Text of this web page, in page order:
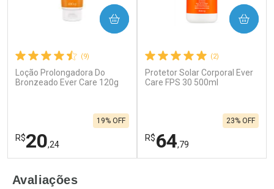
(9)
Loção Prolongadora Do
Bronzeado Ever Care 120g
R$20,24
19% OFF
COMPRAR
(2)
Protetor Solar Corporal Ever
Care FPS 30 500ml
R$64,79
23% OFF
COMPRAR
Avaliações